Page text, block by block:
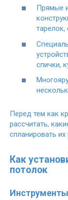
Прямые
спички,
Перед тем как
рассчитать,
спланировать
Как
потолок
Инструменты